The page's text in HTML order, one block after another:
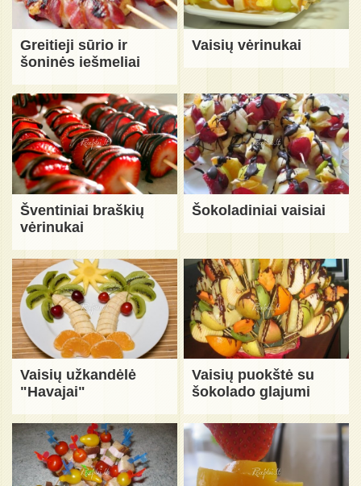
Greitieji sūrio ir
šoninės iešmeliai
Vaisių vėrinukai
Šventiniai braškių
vėrinukai
Šokoladiniai vaisiai
Vaisių užkandėlė
"Havajai"
Vaisių puokštė su
šokolado glajumi